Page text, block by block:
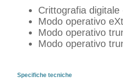
Crittografia
Modo operativo
Modo operativo
Modo operativo
Specifiche tecniche